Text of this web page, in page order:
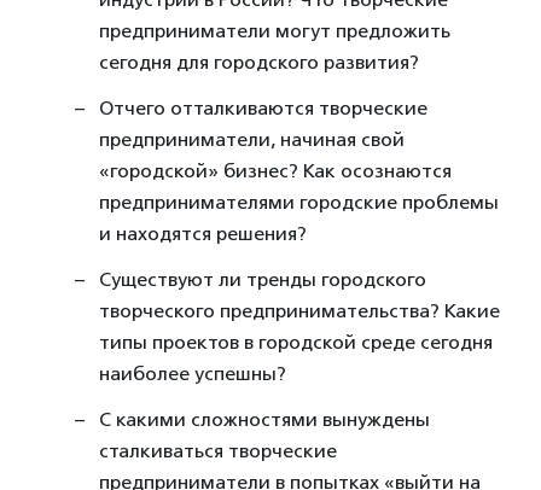
предприниматели могут предложить
сегодня для городского развития?
Отчего отталкиваются творческие
предприниматели, начиная свой
«городской» бизнес? Как осознаются
предпринимателями городские проблемы
и находятся решения?
Существуют ли тренды городского
творческого предпринимательства? Какие
типы проектов в городской среде сегодня
наиболее успешны?
С какими сложностями вынуждены
сталкиваться творческие
предприниматели в попытках «выйти на